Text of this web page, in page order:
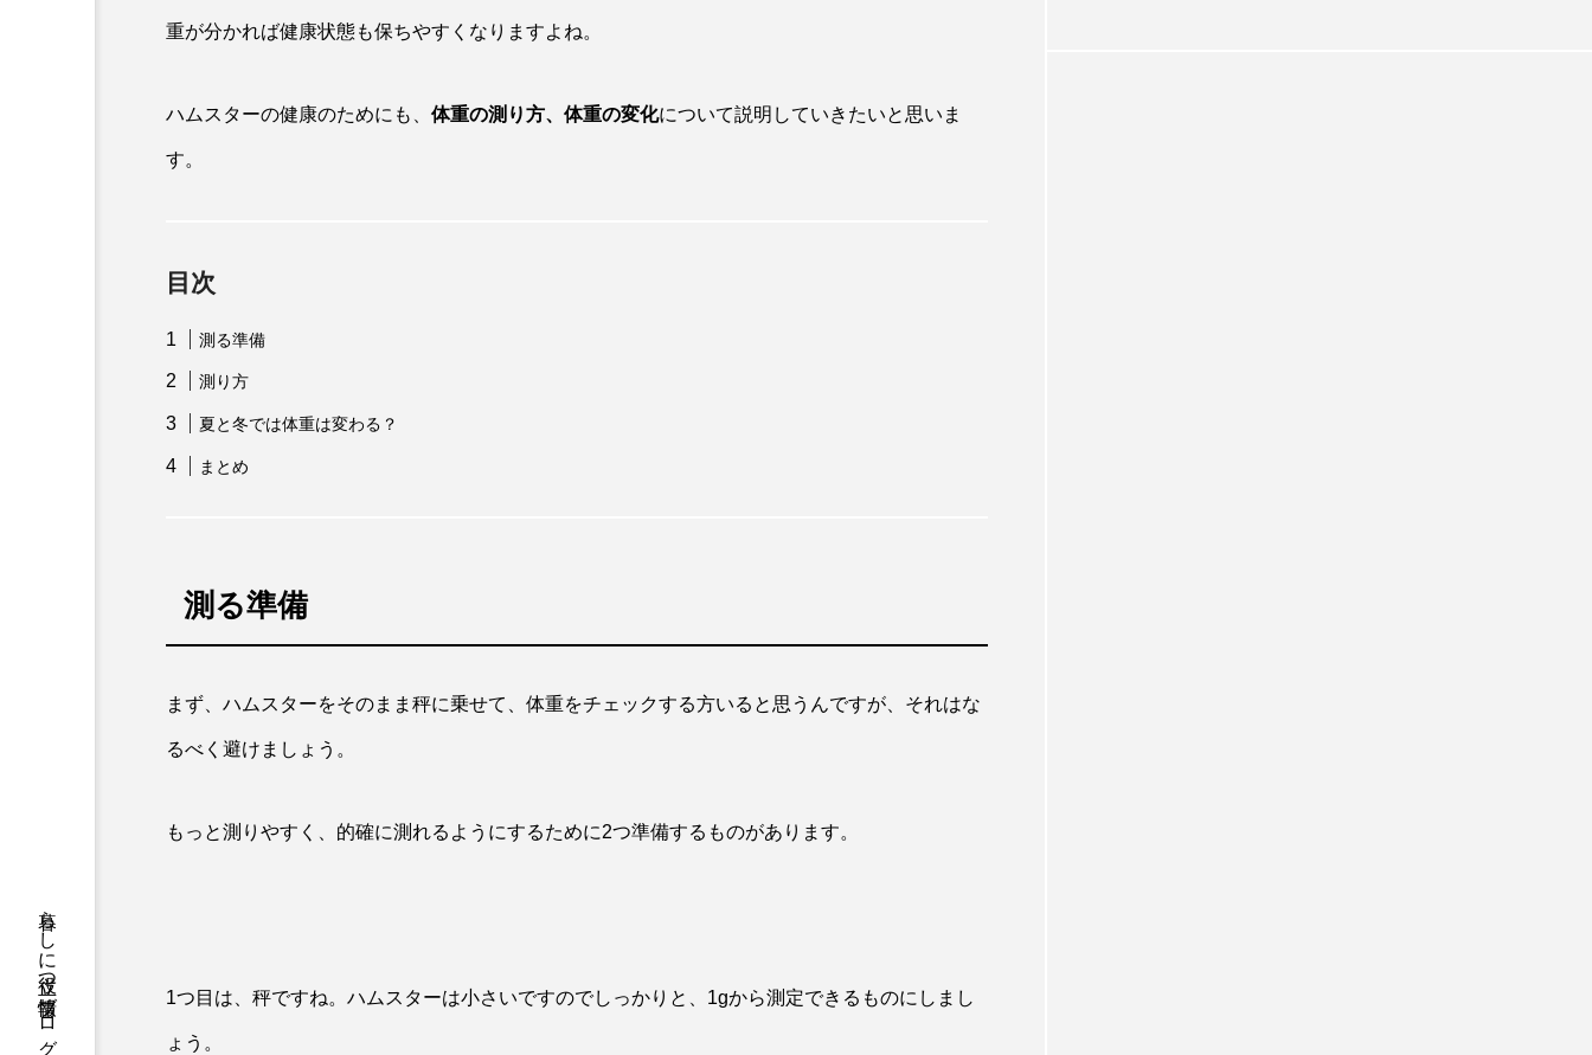
暮らしに役立つ情報ブログ
重が分かれば健康状態も保ちやすくなりますよね。
ハムスターの健康のためにも、 体重の測り方、体重の変化について説明していきたいと思いま
す。
目次
測る準備
測り方
夏と冬では体重は変わる？
まとめ
測る準備
まず、ハムスターをそのまま秤に乗せて、体重をチェックする方いると思うんですが、それはな
るべく避けましょう。
もっと測りやすく、的確に測れるようにするために2つ準備するものがあります。
1つ目は、秤ですね。ハムスターは小さいですのでしっかりと、1gから測定できるものにしまし
ょう。